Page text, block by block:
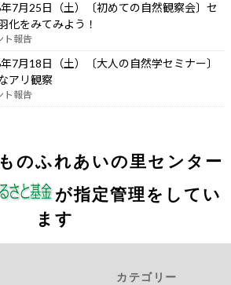
7月25日（土）〔初めての自然観察会〕セ
化をみてみよう！
ト報告
7月18日（土）〔大人の自然学セミナー〕
アリ観察
ト報告
のふれあいの里センター
が指定管理をしてい
ます
カテゴリー